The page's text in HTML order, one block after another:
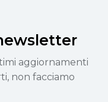
aggiornamenti
non facciamo